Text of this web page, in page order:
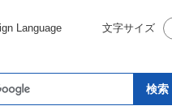
Language 文字サイズ